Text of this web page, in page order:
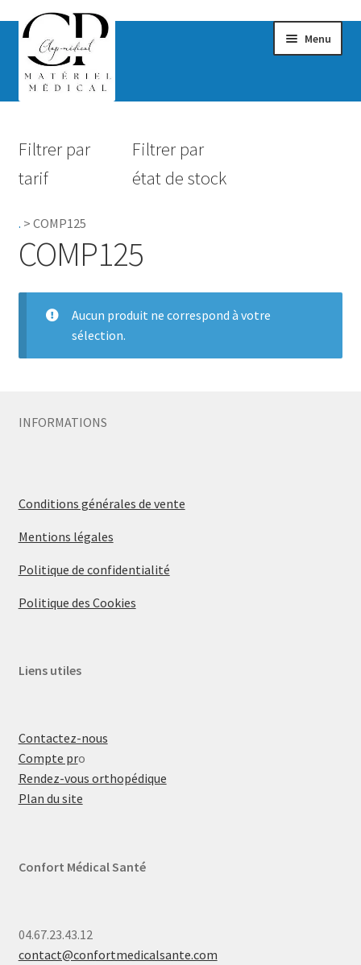
Menu
Hygiène
Accessoires Salle de bain
Pro.
Filtrer par
tarif
Filtrer par
état de stock
. > COMP125
COMP125
Aucun produit ne correspond à votre
sélection.
INFORMATIONS
Conditions générales de vente
Mentions légales
Politique de confidentialité
Politique des Cookies
Liens utiles
Contactez-nous
Compte pro
Rendez-vous orthopédique
Plan du site
Confort Médical Santé
04.67.23.43.12
contact@confortmedicalsante.com